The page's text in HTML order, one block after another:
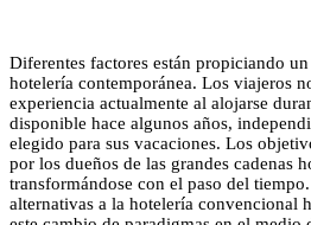
Diferentes factores están propiciando
hotelería contemporánea. Los viajeros
experiencia actualmente al alojarse
disponible hace algunos años,
elegido para sus vacaciones. Los
por los dueños de las grandes cadenas
transformándose con el paso del
alternativas a la hotelería convencional